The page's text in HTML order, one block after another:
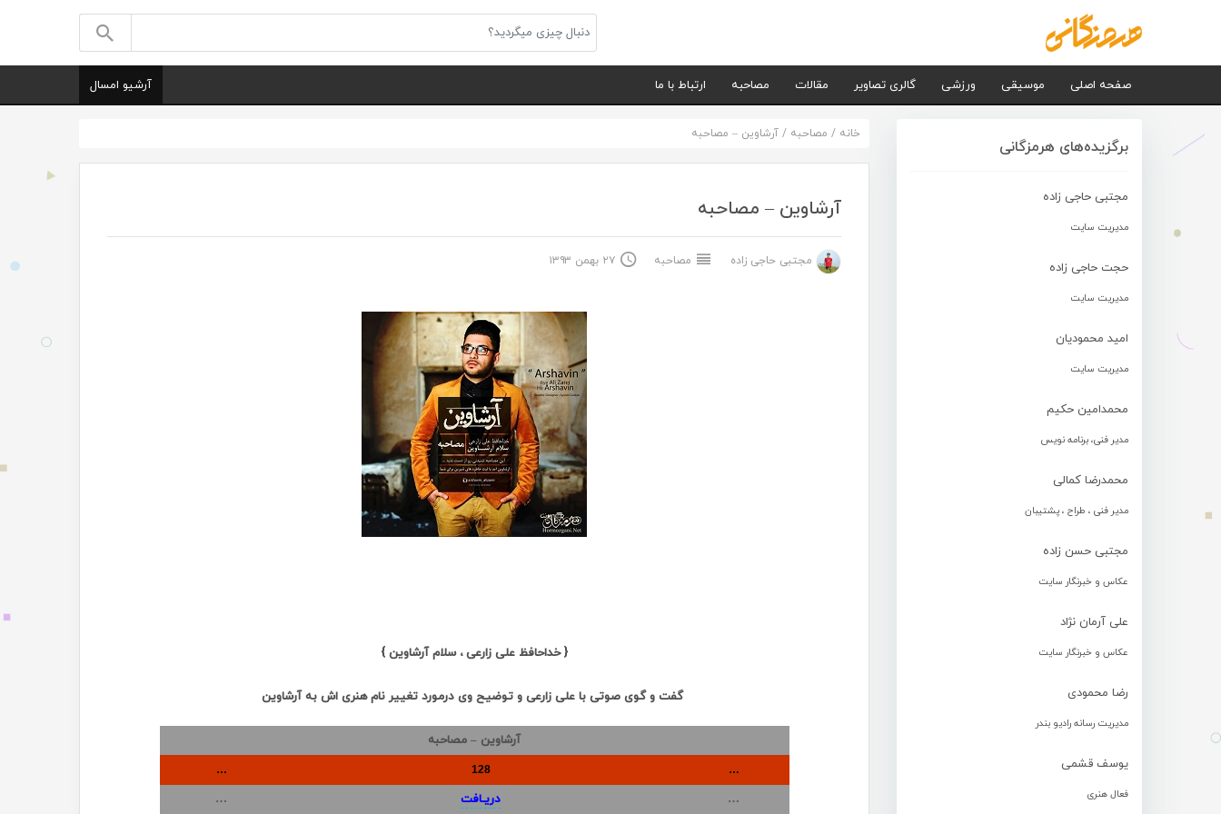
صفحه اصلی موسیقی ورزشی گالری تصاویر مقالات مصاحبه ارتباط با ما آرشیو امسال
برگزیده‌های هرمزگانی
مجتبی حاجی زاده
مدیریت سایت
حجت حاجی زاده
مدیریت سایت
امید محمودیان
مدیریت سایت
محمدامین حکیم
مدیر فنی، برنامه نویس
محمدرضا کمالی
مدیر فنی ، طراح ، پشتیبان
مجتبی حسن زاده
عکاس و خبرنگار سایت
علی آرمان نژاد
عکاس و خبرنگار سایت
رضا محمودی
مدیریت رسانه رادیو بندر
یوسف قشمی
فعال هنری
خانه / مصاحبه / آرشاوین – مصاحبه
آرشاوین – مصاحبه
مجتبی حاجی زاده مصاحبه ۲۷ بهمن ۱۳۹۳
{ خداحافظ علی زارعی ، سلام آرشاوین }
گفت و گوی صوتی با علی زارعی و توضیح وی درمورد تغییر نام هنری اش به آرشاوین
آرشاوین – مصاحبه
…
128
…
… دریـافت …